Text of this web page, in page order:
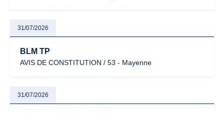
31/07/2026
BLM TP
AVIS DE CONSTITUTION / 53 - Mayenne
31/07/2026